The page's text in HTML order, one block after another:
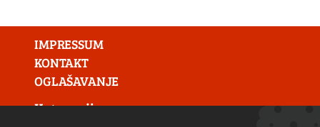
IMPRESSUM
KONTAKT
OGLAŠAVANJE
Kategorije: